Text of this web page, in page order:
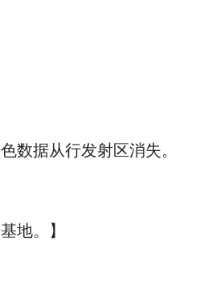
数据从行发射区消失。
地。】